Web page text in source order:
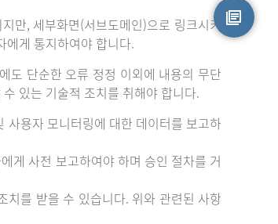
만, 세부화면(서브도메인)으로 링크시키
에게 통지하여야 합니다.
도 단순한 오류 정정 이외에 내용의 무단
있는 기술적 조치를 취해야 합니다.
용자 모니터링에 대한 데이터를 보고하
게 사전 보고하여야 하며 승인 절차를 거
치를 받을 수 있습니다. 위와 관련된 사항